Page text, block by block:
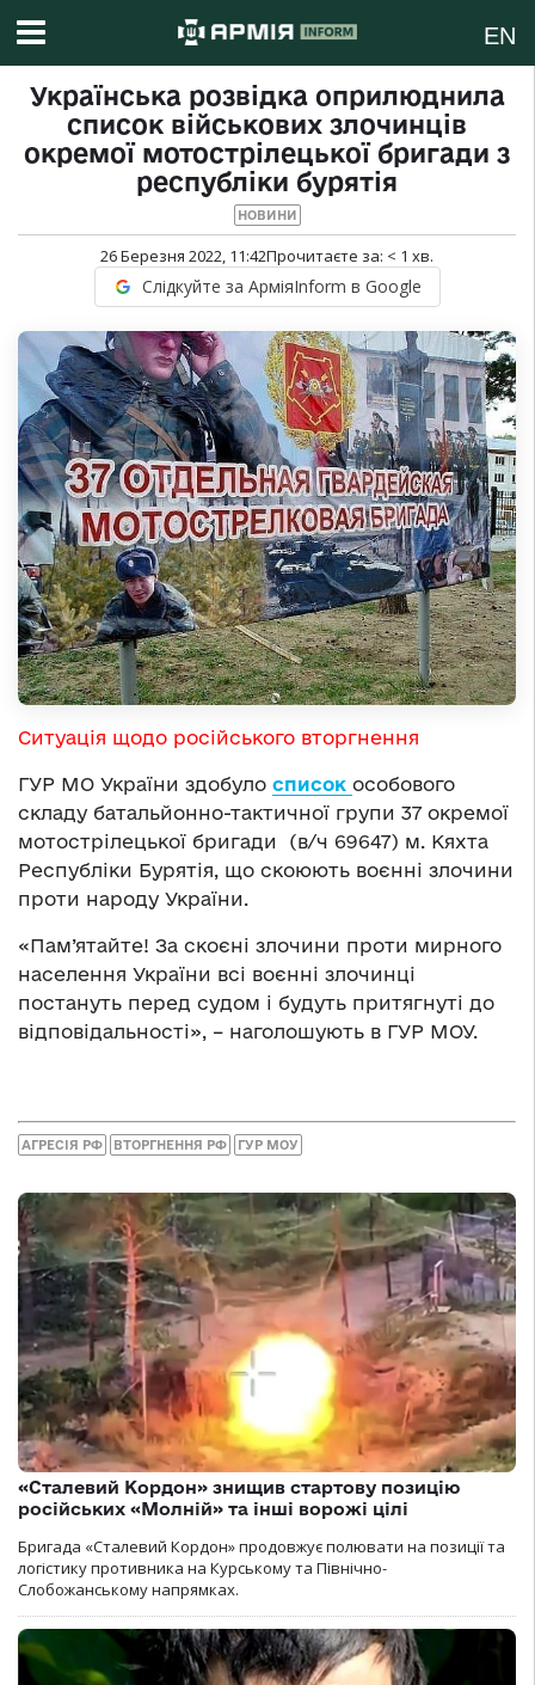
EN
Українська розвідка оприлюднила
список військових злочинців
окремої мотострілецької бригади з
республіки бурятія
НОВИНИ
26 Березня 2022, 11:42Прочитаєте за: < 1 хв.
Слідкуйте за АрміяInform в Google
Ситуація щодо російського вторгнення
ГУР МО України здобуло список особового
складу батальйонно-тактичної групи 37 окремої
мотострілецької бригади (в/ч 69647) м. Кяхта
Республіки Бурятія, що скоюють воєнні злочини
проти народу України.
«Пам’ятайте! За скоєні злочини проти мирного
населення України всі воєнні злочинці
постануть перед судом і будуть притягнуті до
відповідальності», – наголошують в ГУР МОУ.
АГРЕСІЯ РФ ВТОРГНЕННЯ РФ ГУР МОУ
«Сталевий Кордон» знищив стартову позицію
російських «Молній» та інші ворожі цілі
Бригада «Сталевий Кордон» продовжує полювати на позиції та
логістику противника на Курському та Північно-
Слобожанському напрямках.